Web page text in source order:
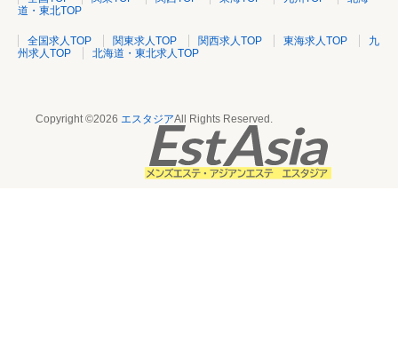
道・東北TOP
全国求人TOP 関東求人TOP 関西求人TOP 東海求人TOP
九
州求人TOP
北海道・東北求人TOP
Copyright ©2026 エスタジアAll Rights Reserved.